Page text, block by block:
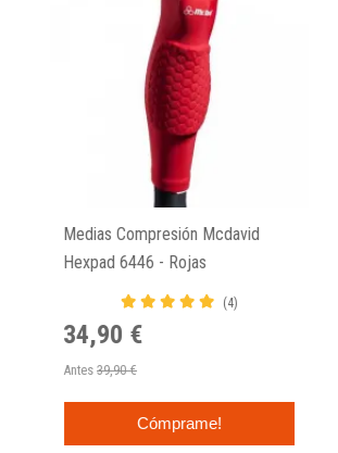
Medias Compresión Mcdavid
Hexpad 6446 - Rojas
(4)
34,90 €
Antes 39,90 €
Cómprame!